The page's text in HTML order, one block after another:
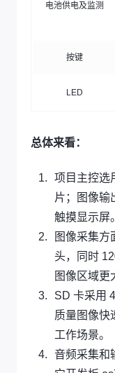
电池供电及监测
按键
LED
总体来看：
项目主控选
片；图像输
触摸显示屏。
图像采集方
头，同时
图像区域更
SD 卡采用
质量图像快
工作场景。
音频采集和